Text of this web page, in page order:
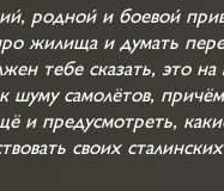
родной и боевой
жилища и думать
тебе сказать, это на
шуму самолётов,
и предусмотреть,
своих